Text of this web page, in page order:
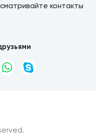
контакты